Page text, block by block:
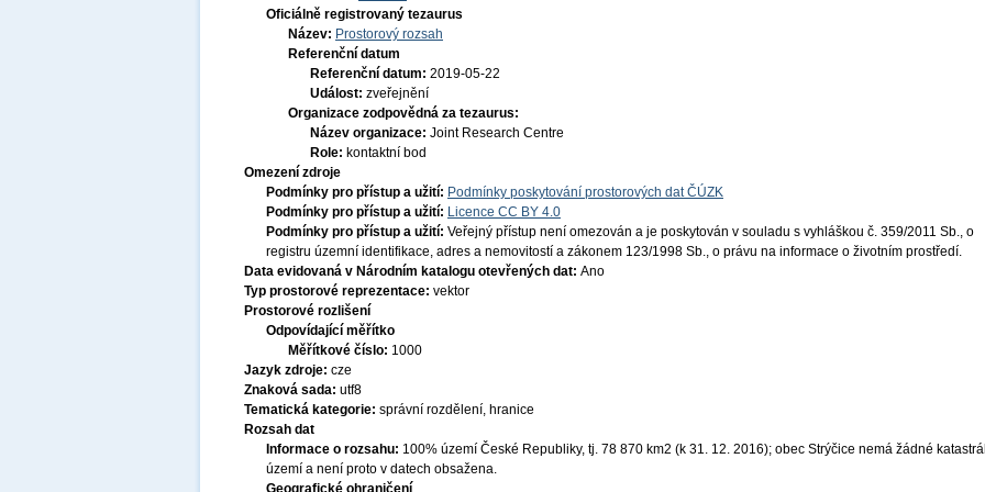
Oficiálně registrovaný tezaurus
Název: Prostorový rozsah
Referenční datum
Referenční datum: 2019-05-22
Událost: zveřejnění
Organizace zodpovědná za tezaurus:
Název organizace: Joint Research Centre
Role: kontaktní bod
Omezení zdroje
Podmínky pro přístup a užití: Podmínky poskytování prostorových dat ČÚZK
Podmínky pro přístup a užití: Licence CC BY 4.0
Podmínky pro přístup a užití: Veřejný přístup není omezován a je poskytován v souladu s vyhláškou č. 359/2011 Sb., o
registru územní identifikace, adres a nemovitostí a zákonem 123/1998 Sb., o právu na informace o životním prostředí.
Data evidovaná v Národním katalogu otevřených dat: Ano
Typ prostorové reprezentace: vektor
Prostorové rozlišení
Odpovídající měřítko
Měřítkové číslo: 1000
Jazyk zdroje: cze
Znaková sada: utf8
Tematická kategorie: správní rozdělení, hranice
Rozsah dat
Informace o rozsahu: 100% území České Republiky, tj. 78 870 km2 (k 31. 12. 2016); obec Strýčice nemá žádné
území a není proto v datech obsažena.
Geografické ohraničení